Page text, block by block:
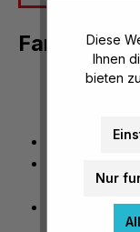
Farbfilter,
außerhalb
IR-
Diese
Ihnen
bieten
Nur